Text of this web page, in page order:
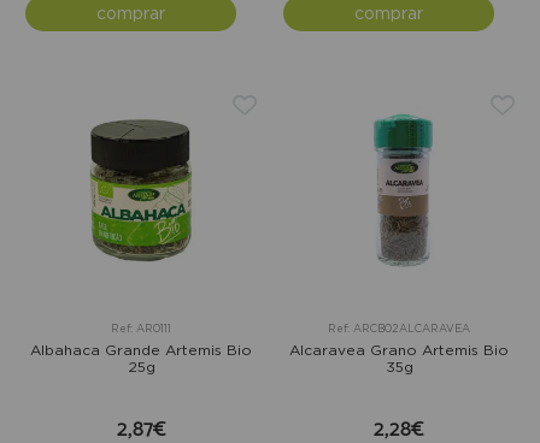
comprar comprar
Ref: AR0111
Albahaca Grande Artemis Bio
25g
2,87€
Ref: ARCB02ALCARAVEA
Alcaravea Grano Artemis Bio
35g
2,28€